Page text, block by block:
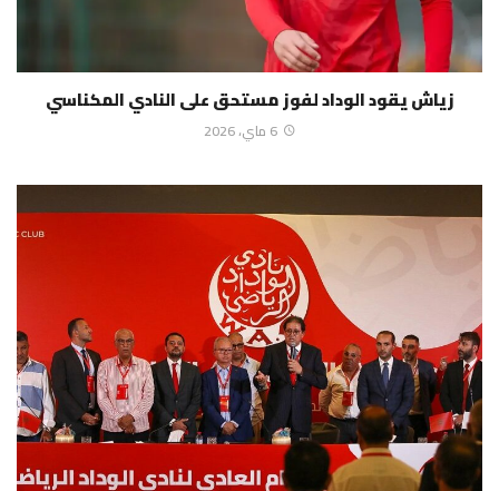
زياش يقود الوداد لفوز مستحق على النادي المكناسي
6 ماي، 2026